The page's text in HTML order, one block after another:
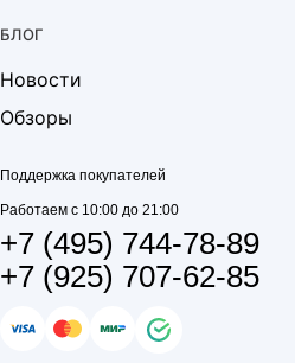
БЛОГ
Новости
Обзоры
Поддержка покупателей
Работаем с 10:00 до 21:00
+7 (495) 744-78-89
+7 (925) 707-62-85